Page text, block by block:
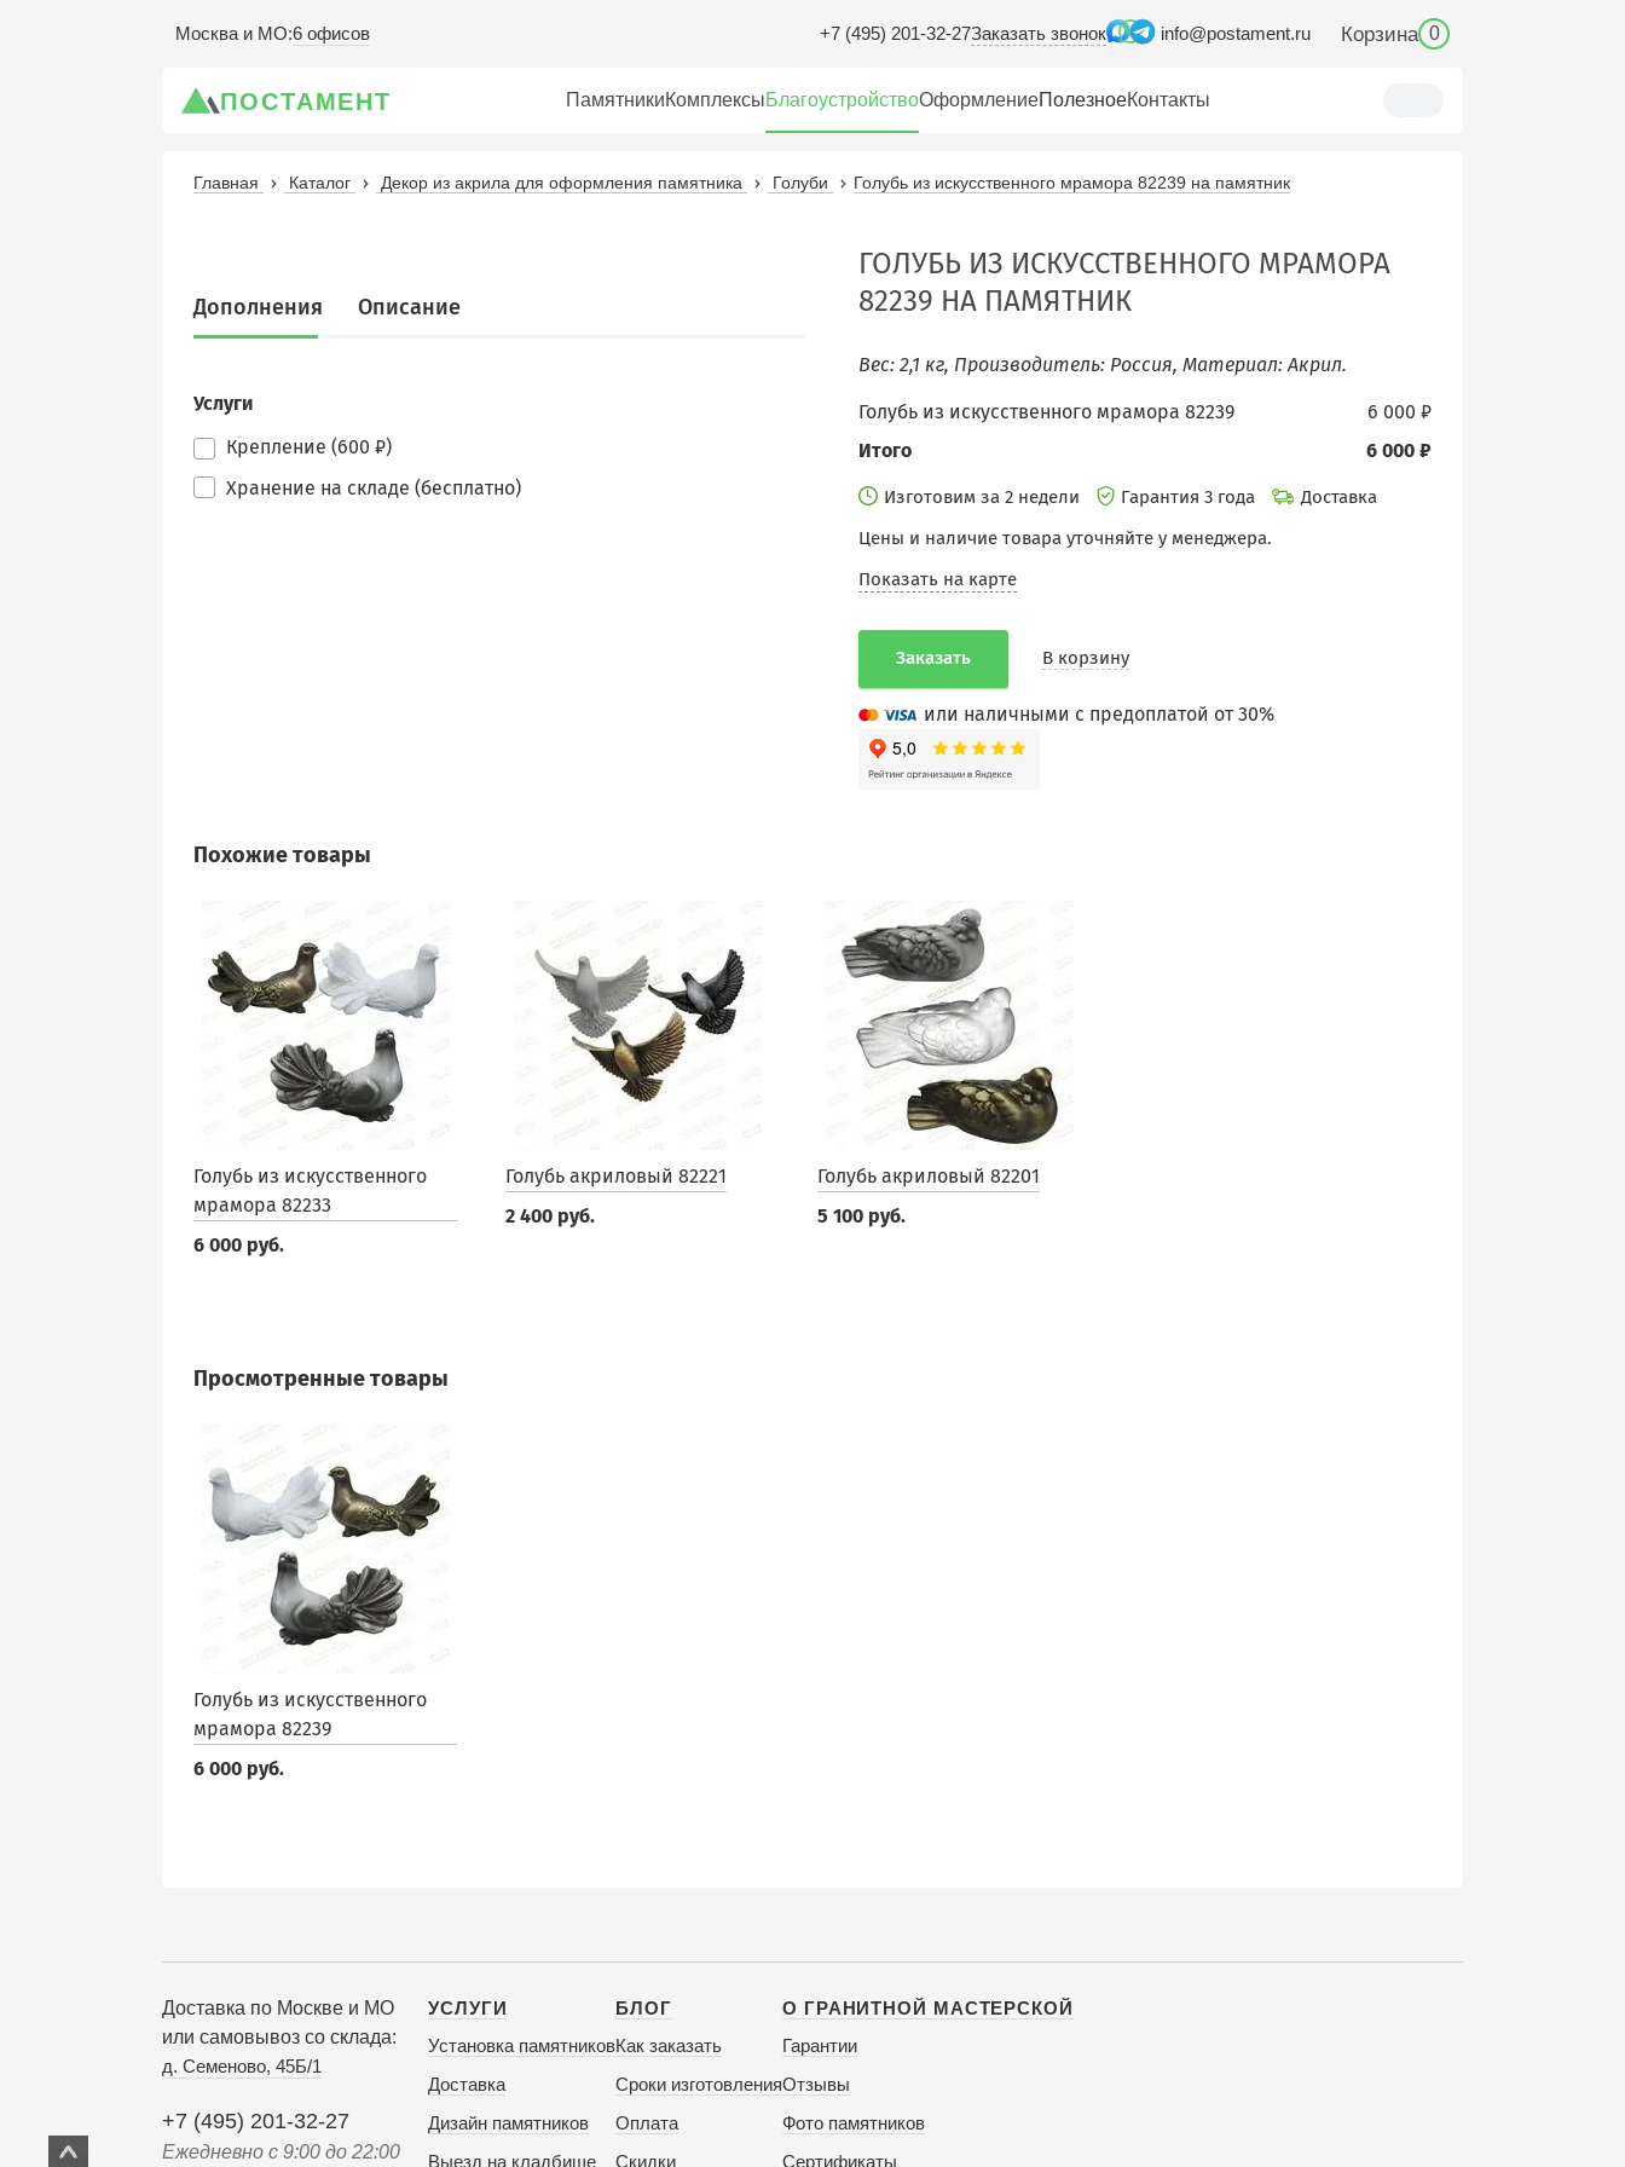
Москва и МО:6 офисов +7 (495) 201-32-27Заказать звонок info@postament.ru Корзина 0
ПОСТАМЕНТ ПамятникиКомплексыБлагоустройствоОформлениеПолезноеКонтакты
Главная Каталог Декор из акрила для оформления памятника Голуби Голубь из искусственного мрамора 82239 на памятник
Дополнения Описание
Услуги
Крепление (600 ₽)
Хранение на складе (бесплатно)
ГОЛУБЬ ИЗ ИСКУССТВЕННОГО МРАМОРА
82239 НА ПАМЯТНИК
Вес: 2,1 кг, Производитель: Россия, Материал: Акрил.
6 000 ₽
Голубь из искусственного мрамора 82239
6 000 ₽
Итого
Изготовим за 2 недели Гарантия 3 года
Доставка
Цены и наличие товара уточняйте у менеджера.
Показать на карте
Заказать В корзину
или наличными с предоплатой от 30%
Похожие товары
Голубь из искусственного
мрамора 82233
6 000 руб.
Голубь акриловый 82221
2 400 руб.
Голубь акриловый 82201
5 100 руб.
Просмотренные товары
Голубь из искусственного
мрамора 82239
6 000 руб.
Доставка по Москве и МО
или самовывоз со склада:
д. Семеново, 45Б/1
+7 (495) 201-32-27
Ежедневно с 9:00 до 22:00
УСЛУГИ
Установка памятников
Доставка
Дизайн памятников
Выезд на кладбище
БЛОГ
Как заказать
Сроки изготовления
Оплата
Скидки
О ГРАНИТНОЙ МАСТЕРСКОЙ
Гарантии
Отзывы
Фото памятников
Сертификаты